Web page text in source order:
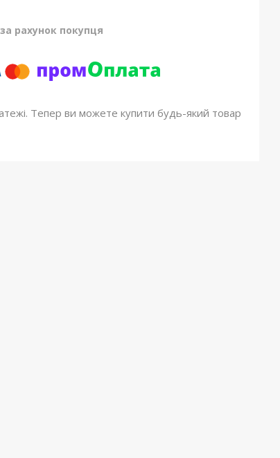
за рахунок покупця
Тепер ви можете купити будь-який товар